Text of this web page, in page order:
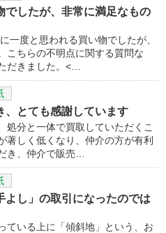
でしたが、非常に満足なもの
一度と思われる買い物でしたが、
こちらの不明点に関する質問な
だきました。<…
、とても感謝しています
処分と一体で買取していただくこ
著しく低くなり、仲介の方が有利
き、仲介で販売…
よし」の取引になったのでは
ている上に「傾斜地」という、お